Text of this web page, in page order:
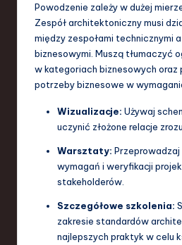
Powodzenie zależy w dużej
Zespół architektoniczny musi
między zespołami technicznymi
biznesowymi. Muszą tłumaczyć
w kategoriach biznesowych oraz
potrzeby biznesowe w
Wizualizacje: Używaj
uczynić złożone relacje
Warsztaty: Przeprowadzaj
wymagań i weryfikacji
stakeholderów.
Szczegółowe szkolenia:
zakresie standardów
najlepszych praktyk w celu